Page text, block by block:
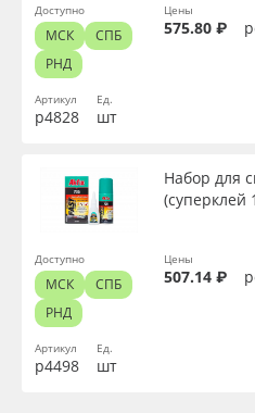
Артикул
р4828
Ед.
шт
Цены
575.80 ₽
Доступно
МСК
СПБ
РНД
Артикул
р4498
Набор для
(суперклей
Ед.
шт
Цены
507.14 ₽
Доступно
МСК
СПБ
РНД